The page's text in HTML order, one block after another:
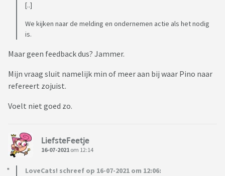
[..]
We kijken naar de melding en ondernemen actie als het nodig
is.
Maar geen feedback dus? Jammer.
Mijn vraag sluit namelijk min of meer aan bij waar Pino naar
refereert zojuist.
Voelt niet goed zo.
LiefsteFeetje
16-07-2021 om 12:14
LoveCats! schreef op 16-07-2021 om 12:06: